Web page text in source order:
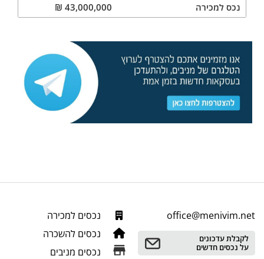
נכס למכירה 43,000,000
₪
office@menivim.net
לקבלת עדכונים
על נכסים חדשים
נכסים למכירה
נכסים להשכרה
נכסים מניבים